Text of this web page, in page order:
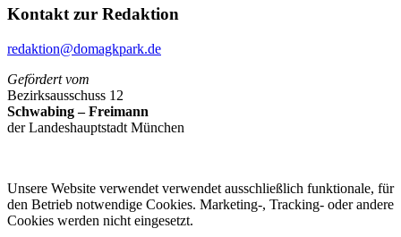
Kontakt zur Redaktion
redaktion@domagkpark.de
Gefördert vom
Bezirksausschuss 12
Schwabing – Freimann
der Landeshauptstadt München
Unsere Website verwendet verwendet ausschließlich funktionale, für
den Betrieb notwendige Cookies. Marketing-, Tracking- oder andere
Cookies werden nicht eingesetzt.